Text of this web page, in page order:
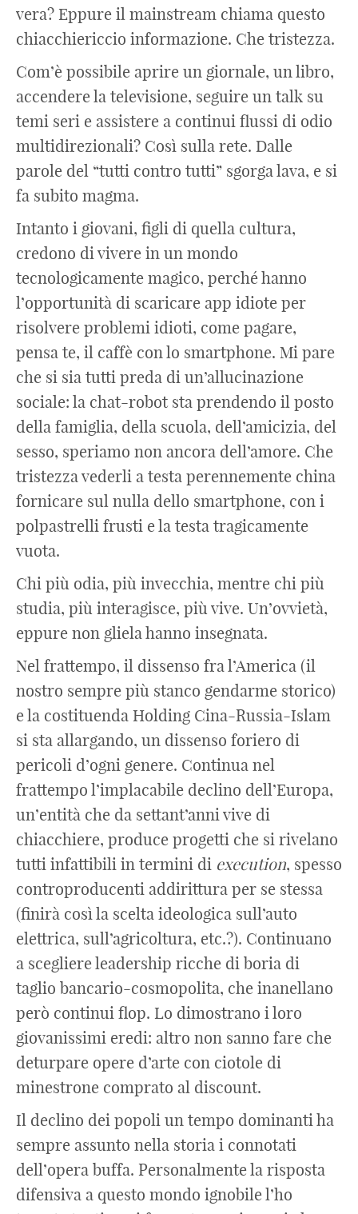
vera? Eppure il mainstream chiama questo
chiacchiericcio informazione. Che tristezza.
Com’è possibile aprire un giornale, un libro,
accendere la televisione, seguire un talk su
temi seri e assistere a continui flussi di odio
multidirezionali? Così sulla rete. Dalle
parole del “tutti contro tutti” sgorga lava, e si
fa subito magma.
Intanto i giovani, figli di quella cultura,
credono di vivere in un mondo
tecnologicamente magico, perché hanno
l’opportunità di scaricare app idiote per
risolvere problemi idioti, come pagare,
pensa te, il caffè con lo smartphone. Mi pare
che si sia tutti preda di un’allucinazione
sociale: la chat-robot sta prendendo il posto
della famiglia, della scuola, dell’amicizia, del
sesso, speriamo non ancora dell’amore. Che
tristezza vederli a testa perennemente china
fornicare sul nulla dello smartphone, con i
polpastrelli frusti e la testa tragicamente
vuota.
Chi più odia, più invecchia, mentre chi più
studia, più interagisce, più vive. Un’ovvietà,
eppure non gliela hanno insegnata.
Nel frattempo, il dissenso fra l’America (il
nostro sempre più stanco gendarme storico)
e la costituenda Holding Cina-Russia-Islam
si sta allargando, un dissenso foriero di
pericoli d’ogni genere. Continua nel
frattempo l’implacabile declino dell’Europa,
un’entità che da settant’anni vive di
chiacchiere, produce progetti che si rivelano
tutti infattibili in termini di execution, spesso
controproducenti addirittura per se stessa
(finirà così la scelta ideologica sull’auto
elettrica, sull’agricoltura, etc.?). Continuano
a scegliere leadership ricche di boria di
taglio bancario-cosmopolita, che inanellano
però continui flop. Lo dimostrano i loro
giovanissimi eredi: altro non sanno fare che
deturpare opere d’arte con ciotole di
minestrone comprato al discount.
Il declino dei popoli un tempo dominanti ha
sempre assunto nella storia i connotati
dell’opera buffa. Personalmente la risposta
difensiva a questo mondo ignobile l’ho